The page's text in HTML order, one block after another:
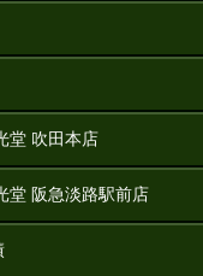
堂 吹田本店
堂 阪急淡路駅前店